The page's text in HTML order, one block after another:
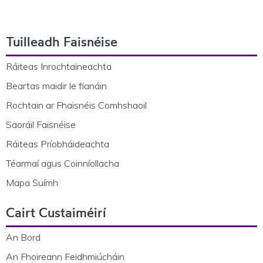
Tuilleadh Faisnéise
Ráiteas Inrochtaineachta
Beartas maidir le fianáin
Rochtain ar Fhaisnéis Comhshaoil
Saoráil Faisnéise
Ráiteas Príobháideachta
Téarmaí agus Coinníollacha
Mapa Suímh
Cairt Custaiméirí
An Bord
An Fhoireann Feidhmiúcháin